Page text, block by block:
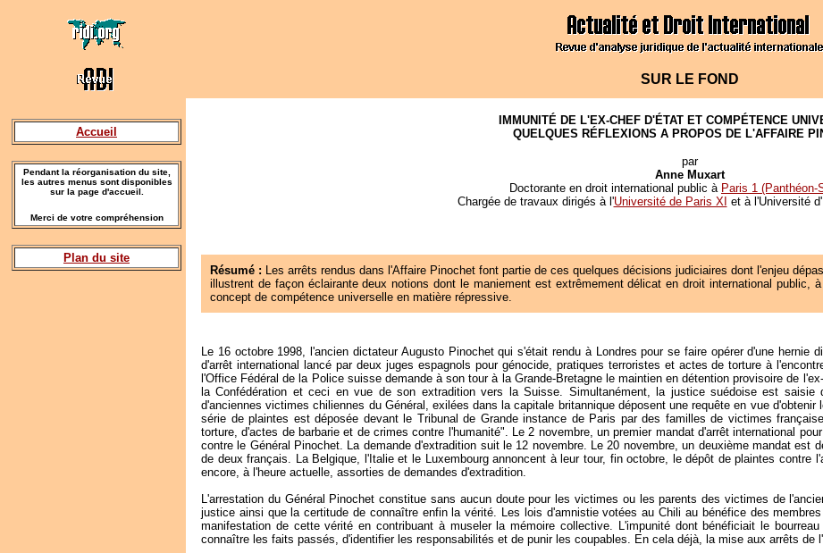
SUR LE FOND
Accueil
Pendant la réorganisation du site,
les autres menus sont disponibles
sur la page d'accueil.
Merci de votre compréhension
Plan du site
IMMUNITÉ DE L'EX-CHEF D'ÉTAT ET COMPÉTENCE
QUELQUES RÉFLEXIONS A PROPOS DE L'AFFAIRE
par
Anne Muxart
Doctorante en droit international public à Paris 1 (Panthéon-
Chargée de travaux dirigés à l'Université de Paris XI et à l'Université
Résumé : Les arrêts rendus dans l'Affaire Pinochet font partie de ces quelques décisions judiciaires dont l'enjeu
illustrent de façon éclairante deux notions dont le maniement est extrêmement délicat en droit international public,
concept de compétence universelle en matière répressive.
Le 16 octobre 1998, l'ancien dictateur Augusto Pinochet qui s'était rendu à Londres pour se faire opérer d'une
d'arrêt international lancé par deux juges espagnols pour génocide, pratiques terroristes et actes de torture à
l'Office Fédéral de la Police suisse demande à son tour à la Grande-Bretagne le maintien en détention provisoire de
la Confédération et ceci en vue de son extradition vers la Suisse. Simultanément, la justice suédoise est
d'anciennes victimes chiliennes du Général, exilées dans la capitale britannique déposent une requête en vue d'obtenir
série de plaintes est déposée devant le Tribunal de Grande instance de Paris par des familles de victimes
torture, d'actes de barbarie et de crimes contre l'humanité". Le 2 novembre, un premier mandat d'arrêt international
contre le Général Pinochet. La demande d'extradition suit le 12 novembre. Le 20 novembre, un deuxième mandat est
de deux français. La Belgique, l'Italie et le Luxembourg annoncent à leur tour, fin octobre, le dépôt de plaintes contre
encore, à l'heure actuelle, assorties de demandes d'extradition.
L'arrestation du Général Pinochet constitue sans aucun doute pour les victimes ou les parents des victimes de
justice ainsi que la certitude de connaître enfin la vérité. Les lois d'amnistie votées au Chili au bénéfice des
manifestation de cette vérité en contribuant à museler la mémoire collective. L'impunité dont bénéficiait le
connaître les faits passés, d'identifier les responsabilités et de punir les coupables. En cela déjà, la mise aux arrêts de